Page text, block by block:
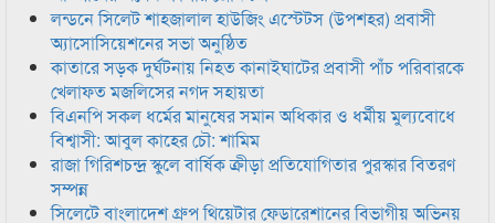
লন্ডনে সিলেট শাহজালাল হাউজিং এস্টেটস (উপশহর) প্রবাসী
অ্যাসোসিয়েশনের সভা অনুষ্ঠিত
কাতারে সড়ক দুর্ঘটনায় নিহত কানাইঘাটের প্রবাসী পাঁচ পরিবারকে
খেলাফত মজলিসের নগদ সহায়তা
বিএনপি সকল ধর্মের মানুষের সমান অধিকার ও ধর্মীয় মুল্যবোধে
বিশ্বাসী: আবুল কাহের চৌ: শামিম
রাজা গিরিশচন্দ্র স্কুলে বার্ষিক ক্রীড়া প্রতিযোগিতার পুরস্কার বিতরণ
সম্পন্ন
সিলেটে বাংলাদেশ গ্রুপ থিয়েটার ফেডারেশানের বিভাগীয় অভিনয়